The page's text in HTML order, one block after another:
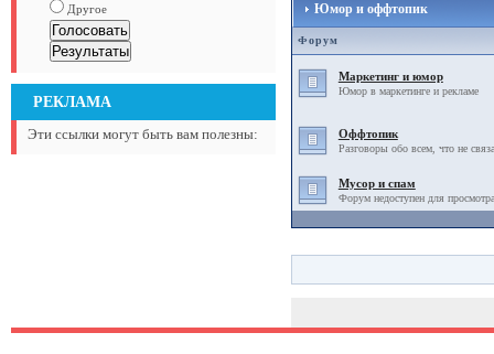
Другое
РЕКЛАМА
Эти ссылки могут быть вам полезны:
Юмор и оффтопик
Форум
Маркетинг и юмор
Юмор в маркетинге и рекламе
Оффтопик
Разговоры обо всем, что не
Мусор и спам
Форум недоступен для